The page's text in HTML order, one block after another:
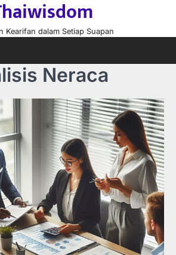
Kearifan dalam Setiap Suapan
Neraca